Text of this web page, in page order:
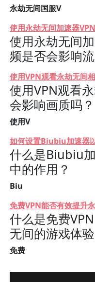
永劫无间国服V
使用永劫无间加速器
使用永劫无间
频是否会影响
使用VPN观看永劫无间
使用VPN观看
会影响画质吗？
使用V
如何设置Biubiu加速器
什么是Biubiu
中的作用？
Biu
免费VPN能否有效提升
什么是免费
无间的游戏体
免费